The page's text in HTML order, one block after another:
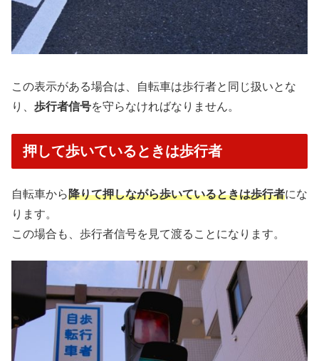
この表示がある場合は、自転車は歩行者と同じ扱いとな
り、 歩行者信号を守らなければなりません。
押して歩いているときは歩行者
自転車から降りて押しながら歩いているときは歩行者にな
ります。
この場合も、歩行者信号を見て渡ることになります。